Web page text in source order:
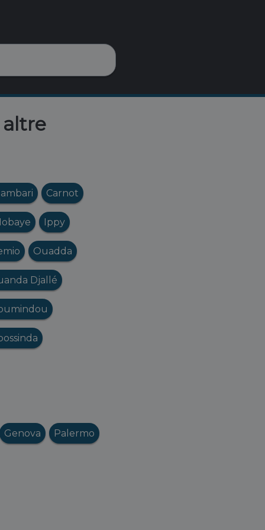
Carnot
Ippy
Ouadda
Djallé
Genova Palermo